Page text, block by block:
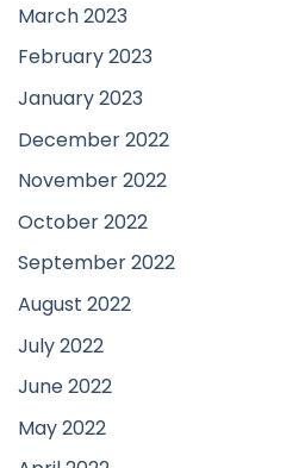
March 2023
February 2023
January 2023
December 2022
November 2022
October 2022
September 2022
August 2022
July 2022
June 2022
May 2022